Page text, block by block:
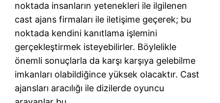
noktada insanların yetenekleri ile ilgilenen
cast ajans firmaları ile iletişime geçerek; bu
noktada kendini kanıtlama işlemini
gerçekleştirmek isteyebilirler. Böylelikle
önemli sonuçlarla da karşı karşıya gelebilme
imkanları olabildiğince yüksek olacaktır. Cast
ajansları aracılığı ile dizilerde oyuncu